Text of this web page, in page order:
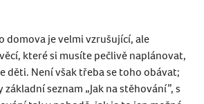
domova je velmi vzrušující, ale
které si musíte pečlivě naplánovat,
děti. Není však třeba se toho obávat;
seznam „Jak na stěhování”, s